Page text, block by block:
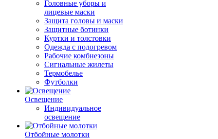
Головные уборы и
лицевые маски
Защита головы и маски
Защитные ботинки
Куртки и толстовки
Одежда с подогревом
Рабочие комбнезоны
Сигнальные жилеты
Термобелье
Футболки
Освещение
Индивидуальное
освещение
Отбойные молотки